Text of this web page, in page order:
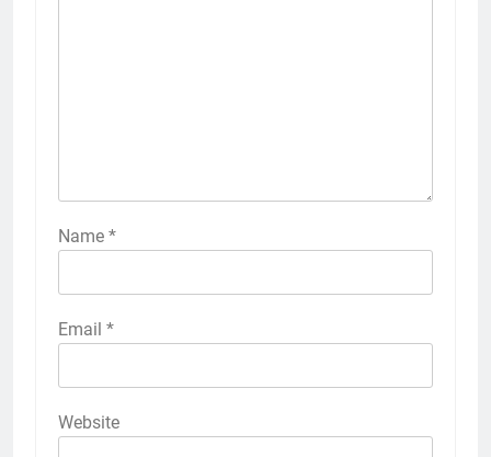
Name *
Email *
Website